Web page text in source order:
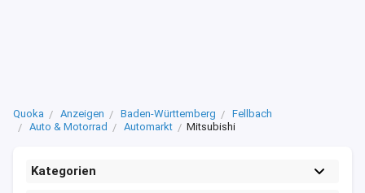
Quoka Anzeigen Baden-Württemberg
Fellbach
Auto & Motorrad
Automarkt Mitsubishi
Kategorien